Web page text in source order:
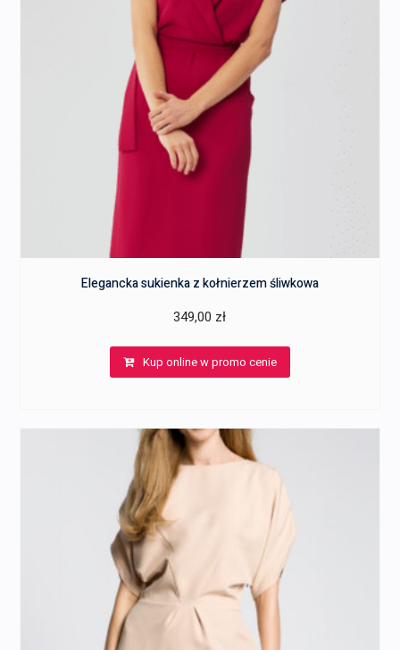
Elegancka sukienka z kołnierzem śliwkowa
349,00 zł
Kup online w promo cenie